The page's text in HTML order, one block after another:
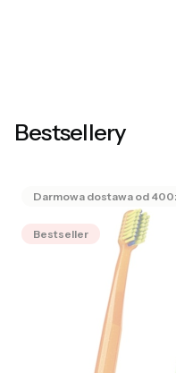
Bestsellery
Bestseller